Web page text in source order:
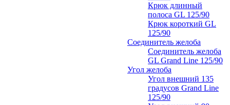
Крюк длинный
полоса GL 125/90
Крюк короткий GL
125/90
Соединитель желоба
Соединитель желоба
GL Grand Line 125/90
Угол желоба
Угол внешний 135
градусов Grand Line
125/90